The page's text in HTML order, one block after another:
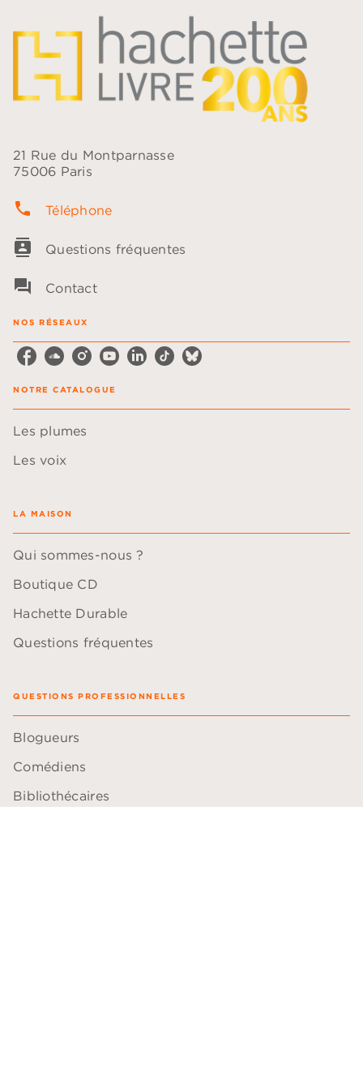
21 Rue du Montparnasse
75006 Paris
phone Téléphone
contacts Questions fréquentes
question_answer Contact
NOS RÉSEAUX
NOTRE CATALOGUE
Les plumes
Les voix
LA MAISON
Qui sommes-nous ?
Boutique CD
Hachette Durable
Questions fréquentes
QUESTIONS PROFESSIONNELLES
Blogueurs
Comédiens
Bibliothécaires